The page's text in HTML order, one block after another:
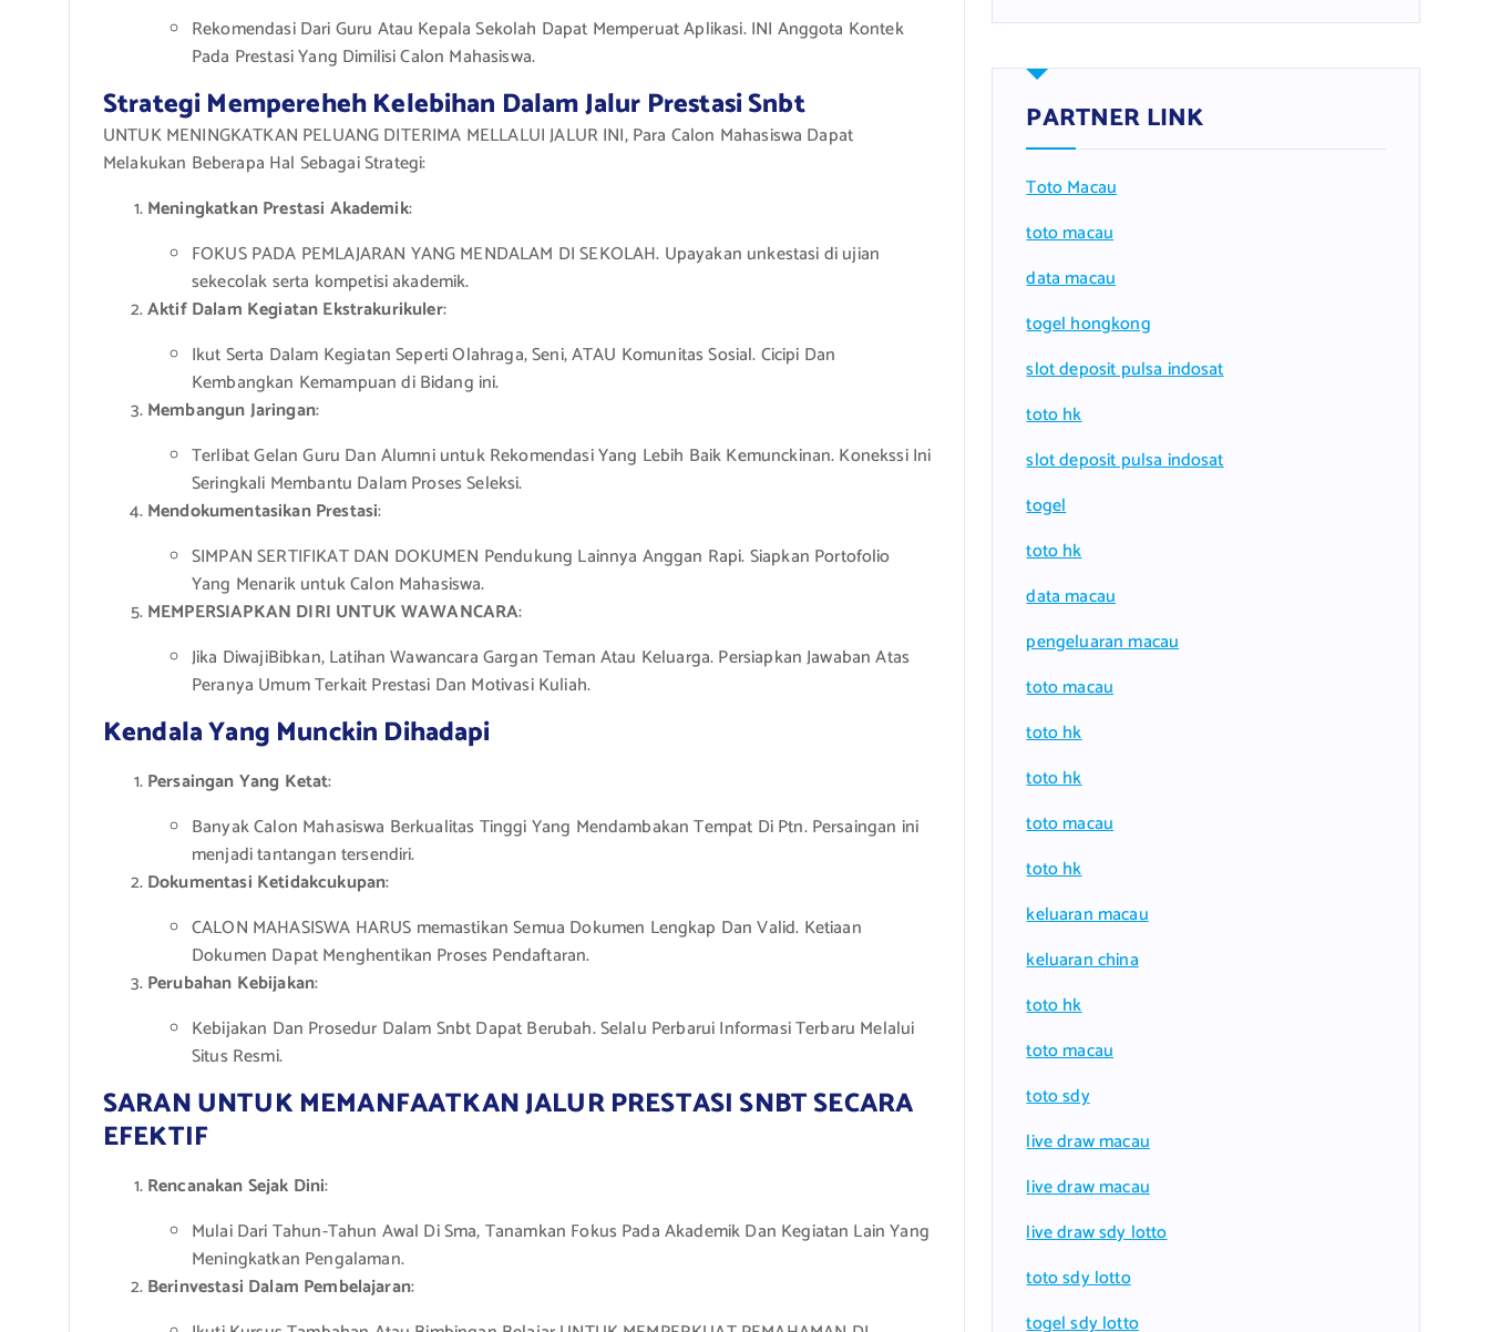
Rekomendasi Dari Guru Atau Kepala Sekolah Dapat Memperuat Aplikasi. INI Anggota Kontek
Pada Prestasi Yang Dimilisi Calon Mahasiswa.
Strategi Mempereheh Kelebihan Dalam Jalur Prestasi Snbt
UNTUK MENINGKATKAN PELUANG DITERIMA MELLALUI JALUR INI, Para Calon Mahasiswa Dapat
Melakukan Beberapa Hal Sebagai Strategi:
Meningkatkan Prestasi Akademik:
FOKUS PADA PEMLAJARAN YANG MENDALAM DI SEKOLAH. Upayakan unkestasi di ujian
sekecolak serta kompetisi akademik.
Aktif Dalam Kegiatan Ekstrakurikuler:
Ikut Serta Dalam Kegiatan Seperti Olahraga, Seni, ATAU Komunitas Sosial. Cicipi Dan
Kembangkan Kemampuan di Bidang ini.
Membangun Jaringan:
Terlibat Gelan Guru Dan Alumni untuk Rekomendasi Yang Lebih Baik Kemunckinan. Konekssi Ini
Seringkali Membantu Dalam Proses Seleksi.
Mendokumentasikan Prestasi:
SIMPAN SERTIFIKAT DAN DOKUMEN Pendukung Lainnya Anggan Rapi. Siapkan Portofolio
Yang Menarik untuk Calon Mahasiswa.
MEMPERSIAPKAN DIRI UNTUK WAWANCARA:
Jika DiwajiBibkan, Latihan Wawancara Gargan Teman Atau Keluarga. Persiapkan Jawaban Atas
Peranya Umum Terkait Prestasi Dan Motivasi Kuliah.
Kendala Yang Munckin Dihadapi
Persaingan Yang Ketat:
Banyak Calon Mahasiswa Berkualitas Tinggi Yang Mendambakan Tempat Di Ptn. Persaingan ini
menjadi tantangan tersendiri.
Dokumentasi Ketidakcukupan:
CALON MAHASISWA HARUS memastikan Semua Dokumen Lengkap Dan Valid. Ketiaan
Dokumen Dapat Menghentikan Proses Pendaftaran.
Perubahan Kebijakan:
Kebijakan Dan Prosedur Dalam Snbt Dapat Berubah. Selalu Perbarui Informasi Terbaru Melalui
Situs Resmi.
SARAN UNTUK MEMANFAATKAN JALUR PRESTASI SNBT SECARA
EFEKTIF
Rencanakan Sejak Dini:
Mulai Dari Tahun-Tahun Awal Di Sma, Tanamkan Fokus Pada Akademik Dan Kegiatan Lain Yang
Meningkatkan Pengalaman.
Berinvestasi Dalam Pembelajaran:
PARTNER LINK
Toto Macau
toto macau
data macau
togel hongkong
slot deposit pulsa indosat
toto hk
slot deposit pulsa indosat
togel
toto hk
data macau
pengeluaran macau
toto macau
toto hk
toto hk
toto macau
toto hk
keluaran macau
keluaran china
toto hk
toto macau
toto sdy
live draw macau
live draw macau
live draw sdy lotto
toto sdy lotto
togel sdy lotto